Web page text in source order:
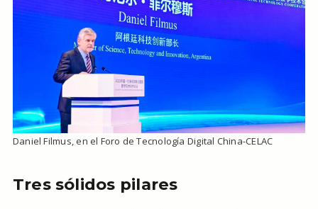
Daniel Filmus, en el Foro de Tecnología Digital China-CELAC
Tres sólidos pilares